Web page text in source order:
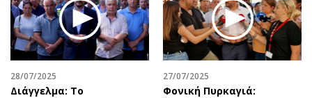
28/07/2025
Διάγγελμα: Το
27/07/2025
Φονική Πυρκαγιά: